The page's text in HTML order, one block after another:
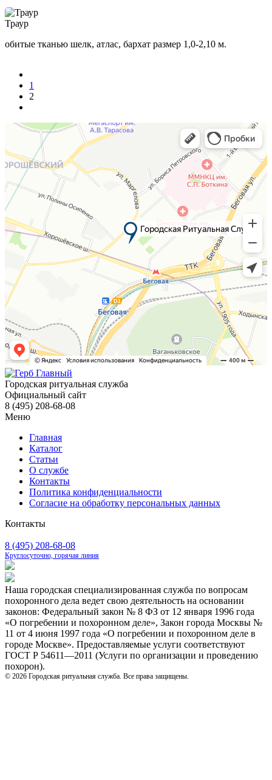
Траур
обитые тканью шелк, атлас, бархат размер 1,0-2,10 м.
1
2
Городская ритуальная служба
Официальный сайт
8 (495) 208-68-08
Меню
Главная
Каталог
Статьи
О службе
Контакты
Политика конфиденциальности
Согласие на обработку персональных данных
Контакты
8 (495) 208-68-08
Круглосуточно, горячая линия
Наша городская специализированная служба по вопросам
похоронного дела ведет свою деятельность на основании
законов: Федеральный закон № 8 ФЗ от 12 января 1996 года
«О погребении и похоронном деле», Закон города Москвы №
11 от 4 июня 1997 года «О погребении и похоронном деле в
городе Москве». Предоставляемые услуги соответствуют
ГОСТ Р 54611—2011 (Услуги по организации и проведению
похорон).
© 2026 Городская ритуальная служба. Все права защищены.